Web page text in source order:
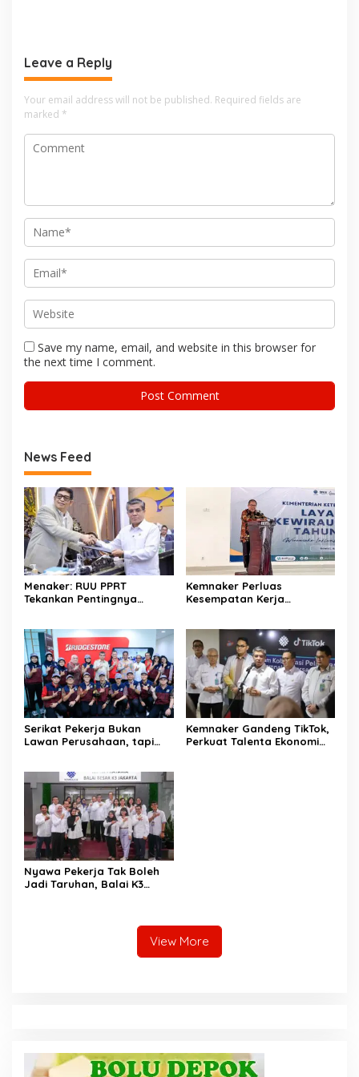
Leave a Reply
Your email address will not be published. Required fields are
marked *
Save my name, email, and website in this browser for
the next time I comment.
News Feed
Menaker: RUU PPRT
Tekankan Pentingnya
Kemnaker Perluas
Kesempatan Kerja
Serikat Pekerja Bukan
Lawan Perusahaan, tapi
Kemnaker Gandeng TikTok,
Perkuat Talenta Ekonomi
Nyawa Pekerja Tak Boleh
Jadi Taruhan, Balai K3
View More